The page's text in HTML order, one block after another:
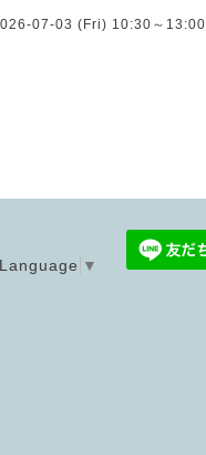
07-03 (Fri) 10:30～13:00
▼